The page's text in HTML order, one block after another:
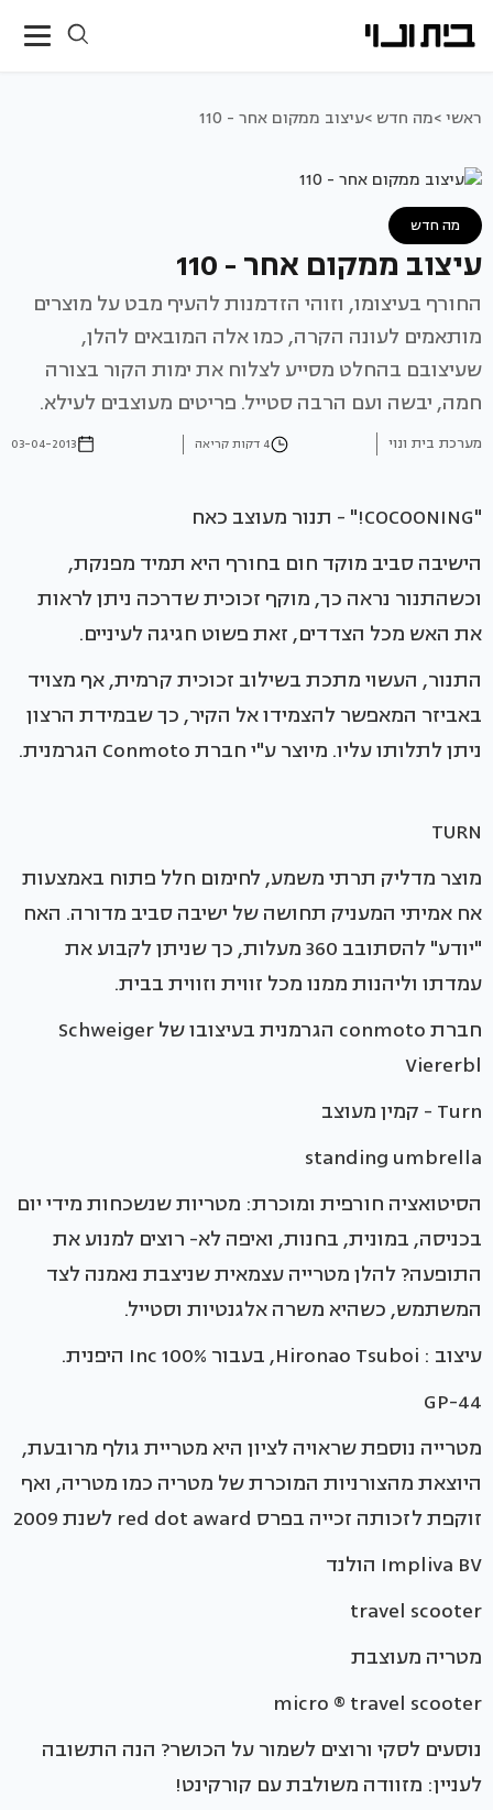
ראשי >מה חדש >עיצוב ממקום אחר - 110
מה חדש
עיצוב ממקום אחר - 110
החורף בעיצומו, וזוהי הזדמנות להעיף מבט על מוצרים
מותאמים לעונה הקרה, כמו אלה המובאים להלן,
שעיצובם בהחלט מסייע לצלוח את ימות הקור בצורה
חמה, יבשה ועם הרבה סטייל. פריטים מעוצבים לעילא.
מערכת בית ונוי 4 דקות קריאה 03-04-2013
"COCOONING!" - תנור מעוצב כאח
הישיבה סביב מוקד חום בחורף היא תמיד מפנקת,
וכשהתנור נראה כך, מוקף זכוכית שדרכה ניתן לראות
את האש מכל הצדדים, זאת פשוט חגיגה לעיניים.
התנור, העשוי מתכת בשילוב זכוכית קרמית, אף מצויד
באביזר המאפשר להצמידו אל הקיר, כך שבמידת הרצון
ניתן לתלותו עליו. מיוצר ע"י חברת Conmoto הגרמנית.
TURN
מוצר מדליק תרתי משמע, לחימום חלל פתוח באמצעות
אח אמיתי המעניק תחושה של ישיבה סביב מדורה. האח
"יודע" להסתובב 360 מעלות, כך שניתן לקבוע את
עמדתו וליהנות ממנו מכל זווית וזווית בבית.
חברת conmoto הגרמנית בעיצובו של Schweiger
Viererbl
Turn - קמין מעוצב
standing umbrella
הסיטואציה חורפית ומוכרת: מטריות שנשכחות מידי יום
בכניסה, במונית, בחנות, ואיפה לא- רוצים למנוע את
התופעה? להלן מטרייה עצמאית שניצבת נאמנה לצד
המשתמש, כשהיא משרה אלגנטיות וסטייל.
עיצוב : Hironao Tsuboi, בעבור 100% Inc היפנית.
GP-44
מטרייה נוספת שראויה לציון היא מטריית גולף מרובעת,
היוצאת מהצורניות המוכרת של מטריה כמו מטריה, ואף
זוקפת לזכותה זכייה בפרס red dot award לשנת 2009
Impliva BV הולנד
travel scooter
מטריה מעוצבת
micro ® travel scooter
נוסעים לסקי ורוצים לשמור על הכושר? הנה התשובה
לעניין: מזוודה משולבת עם קורקינט!